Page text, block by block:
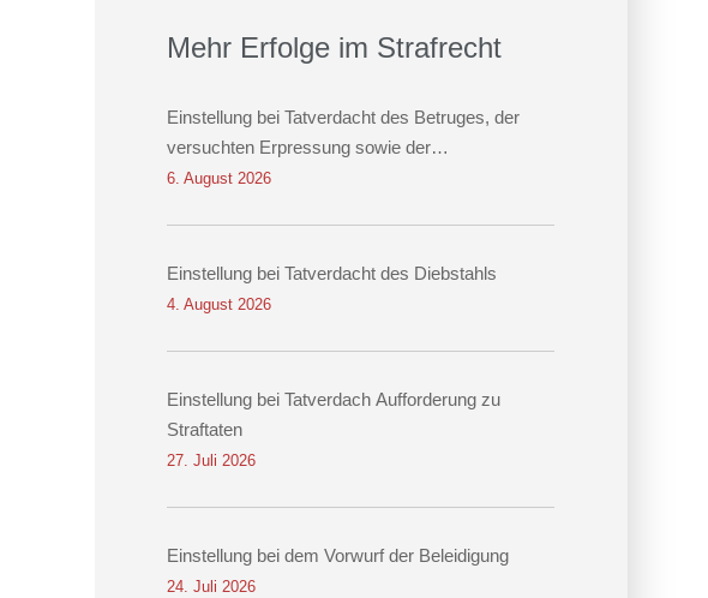
Mehr Erfolge im Strafrecht
Einstellung bei Tatverdacht des Betruges, der
versuchten Erpressung sowie der
Datenveränderung
6. August 2026
Einstellung bei Tatverdacht des Diebstahls
4. August 2026
Einstellung bei Tatverdach Aufforderung zu
Straftaten
27. Juli 2026
Einstellung bei dem Vorwurf der Beleidigung
24. Juli 2026